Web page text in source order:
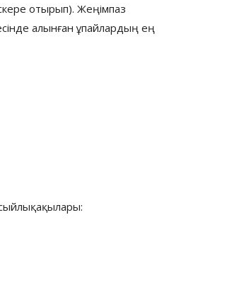
отырып). Жеңімпаз
алынған ұпайлардың ең